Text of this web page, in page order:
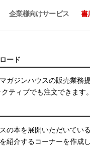
企業様向けサービス 書
ード
ガジンハウスの販売業務
ティブでも注文できます。
の本を展開いただいている
紹介するコーナーを作成し